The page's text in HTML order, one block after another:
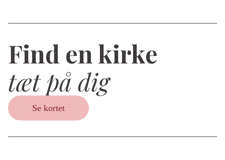
Find en kirke
tæt på dig
Se kortet